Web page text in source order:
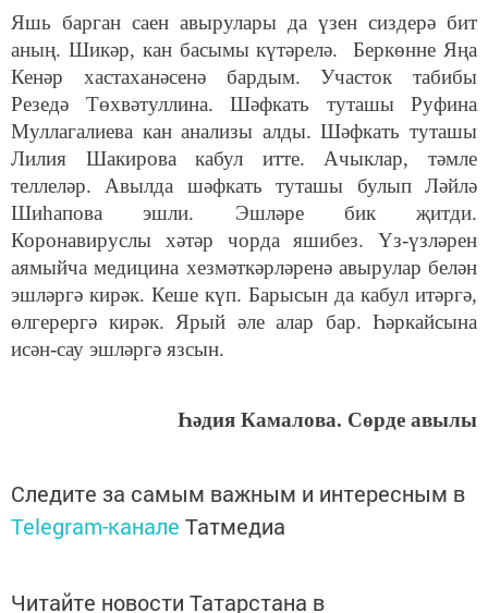
Яшь барган саен авырулары да үзен сиздерә бит
аның. Шикәр, кан басымы күтәрелә. Беркөнне Яңа
Кенәр хастаханәсенә бардым. Участок табибы
Резедә Төхвәтуллина. Шәфкать туташы Руфина
Муллагалиева кан анализы алды. Шәфкать туташы
Лилия Шакирова кабул итте. Ачыклар, тәмле
теллеләр. Авылда шәфкать туташы булып Ләйлә
Шиһапова эшли. Эшләре бик җитди.
Коронавируслы хәтәр чорда яшибез. Үз-үзләрен
аямыйча медицина хезмәткәрләренә авырулар белән
эшләргә кирәк. Кеше күп. Барысын да кабул итәргә,
өлгерергә кирәк. Ярый әле алар бар. Һәркайсына
исән-сау эшләргә язсын.
Һәдия Камалова. Сөрде авылы
Следите за самым важным и интересным в
Telegram-канале Татмедиа
Читайте новости Татарстана в